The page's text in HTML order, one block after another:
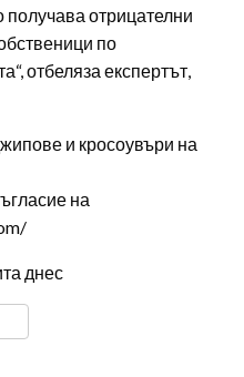
получава отрицателни
по
отбеляза експертът,
и кросоувъри на
на
днес